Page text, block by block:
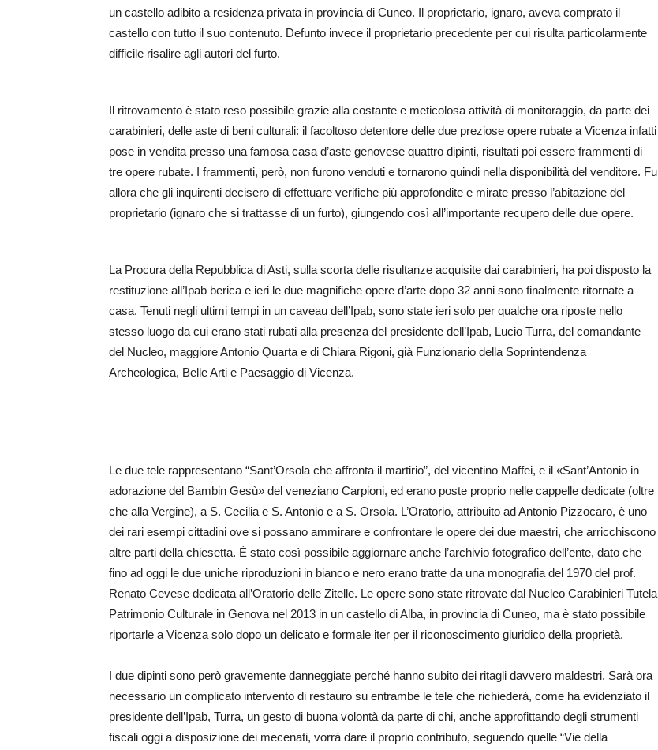
un castello adibito a residenza privata in provincia di Cuneo. Il proprietario, ignaro, aveva comprato il
castello con tutto il suo contenuto. Defunto invece il proprietario precedente per cui risulta particolarmente
difficile risalire agli autori del furto.
Il ritrovamento è stato reso possibile grazie alla costante e meticolosa attività di monitoraggio, da parte dei
carabinieri, delle aste di beni culturali: il facoltoso detentore delle due preziose opere rubate a Vicenza infatti
pose in vendita presso una famosa casa d’aste genovese quattro dipinti, risultati poi essere frammenti di
tre opere rubate. I frammenti, però, non furono venduti e tornarono quindi nella disponibilità del venditore. Fu
allora che gli inquirenti decisero di effettuare verifiche più approfondite e mirate presso l’abitazione del
proprietario (ignaro che si trattasse di un furto), giungendo così all’importante recupero delle due opere.
La Procura della Repubblica di Asti, sulla scorta delle risultanze acquisite dai carabinieri, ha poi disposto la
restituzione all’Ipab berica e ieri le due magnifiche opere d’arte dopo 32 anni sono finalmente ritornate a
casa. Tenuti negli ultimi tempi in un caveau dell’Ipab, sono state ieri solo per qualche ora riposte nello
stesso luogo da cui erano stati rubati alla presenza del presidente dell’Ipab, Lucio Turra, del comandante
del Nucleo, maggiore Antonio Quarta e di Chiara Rigoni, già Funzionario della Soprintendenza
Archeologica, Belle Arti e Paesaggio di Vicenza.
Le due tele rappresentano “Sant’Orsola che affronta il martirio”, del vicentino Maffei, e il «Sant’Antonio in
adorazione del Bambin Gesù» del veneziano Carpioni, ed erano poste proprio nelle cappelle dedicate (oltre
che alla Vergine), a S. Cecilia e S. Antonio e a S. Orsola. L’Oratorio, attribuito ad Antonio Pizzocaro, è uno
dei rari esempi cittadini ove si possano ammirare e confrontare le opere dei due maestri, che arricchiscono
altre parti della chiesetta. È stato così possibile aggiornare anche l’archivio fotografico dell’ente, dato che
fino ad oggi le due uniche riproduzioni in bianco e nero erano tratte da una monografia del 1970 del prof.
Renato Cevese dedicata all’Oratorio delle Zitelle. Le opere sono state ritrovate dal Nucleo Carabinieri Tutela
Patrimonio Culturale in Genova nel 2013 in un castello di Alba, in provincia di Cuneo, ma è stato possibile
riportarle a Vicenza solo dopo un delicato e formale iter per il riconoscimento giuridico della proprietà.
I due dipinti sono però gravemente danneggiate perché hanno subito dei ritagli davvero maldestri. Sarà ora
necessario un complicato intervento di restauro su entrambe le tele che richiederà, come ha evidenziato il
presidente dell’Ipab, Turra, un gesto di buona volontà da parte di chi, anche approfittando degli strumenti
fiscali oggi a disposizione dei mecenati, vorrà dare il proprio contributo, seguendo quelle “Vie della